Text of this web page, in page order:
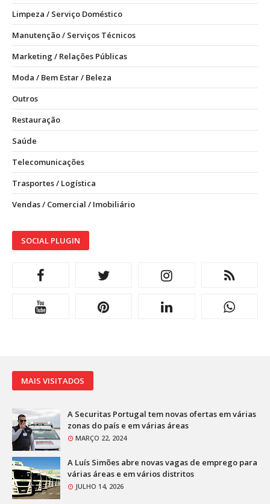
Limpeza / Serviço Doméstico
Manutenção / Serviços Técnicos
Marketing / Relações Públicas
Moda / Bem Estar / Beleza
Outros
Restauração
Saúde
Telecomunicações
Trasportes / Logística
Vendas / Comercial / Imobiliário
SOCIAL PLUGIN
MAIS VISITADOS
A Securitas Portugal tem novas ofertas em várias
zonas do país e em várias áreas
MARÇO 22, 2024
A Luís Simões abre novas vagas de emprego para
várias áreas e em vários distritos
JULHO 14, 2026